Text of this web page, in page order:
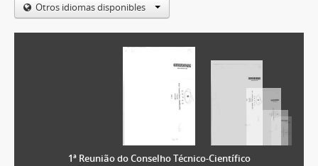
Otros idiomas disponibles
1ª Reunião do Conselho Técnico-Científico